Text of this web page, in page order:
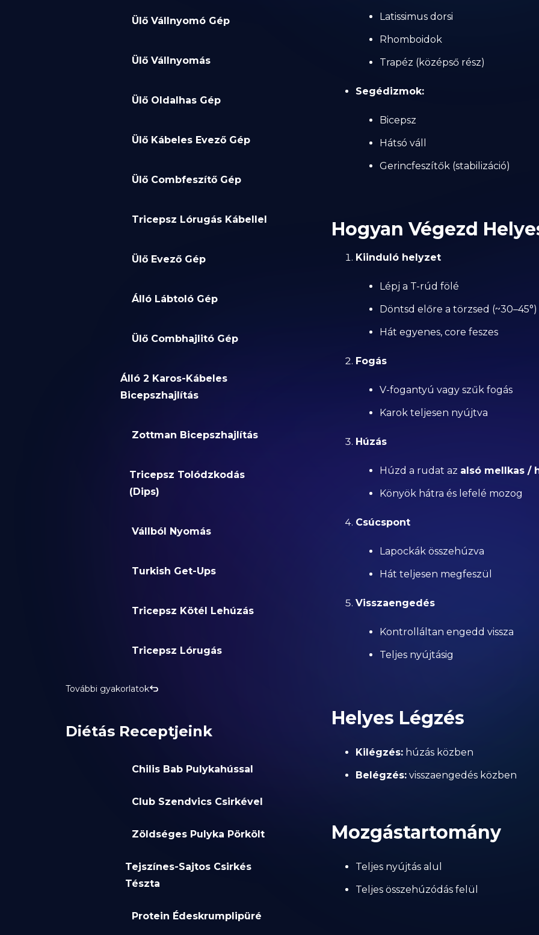
Ülő Vállnyomó Gép
Ülő Vállnyomás
Ülő Oldalhas Gép
Ülő Kábeles Evező Gép
Ülő Combfeszítő Gép
Tricepsz Lórugás Kábellel
Ülő Evező Gép
Álló Lábtoló Gép
Ülő Combhajlitó Gép
Álló 2 Karos-Kábeles
Bicepszhajlítás
Zottman Bicepszhajlítás
Tricepsz Tolódzkodás
(Dips)
Vállból Nyomás
Turkish Get-Ups
Tricepsz Kötél Lehúzás
Tricepsz Lórugás
További gyakorlatok
Diétás Receptjeink
Chilis Bab Pulykahússal
Club Szendvics Csirkével
Zöldséges Pulyka Pörkölt
Tejszínes-Sajtos Csirkés
Tészta
Protein Édeskrumplipüré
Latissimus dorsi
Rhomboidok
Trapéz (középső rész)
Segédizmok:
Bicepsz
Hátsó váll
Gerincfeszítők (stabilizáció)
Hogyan Végezd
Kiinduló helyzet
Lépj a T-rúd fölé
Döntsd előre a törzsed (~30–45°)
Hát egyenes, core feszes
Fogás
V-fogantyú vagy szűk fogás
Karok teljesen nyújtva
Húzás
Húzd a rudat az alsó mellkas /
Könyök hátra és lefelé mozog
Csúcspont
Lapockák összehúzva
Hát teljesen megfeszül
Visszaengedés
Kontrolláltan engedd vissza
Teljes nyújtásig
Helyes Légzés
Kilégzés:húzás közben
Belégzés:visszaengedés közben
Mozgástartomány
Teljes nyújtás alul
Teljes összehúzódás felül